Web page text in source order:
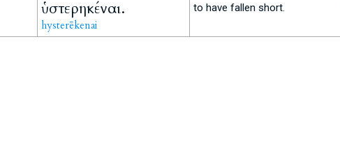
ὑστερηκέναι.
hysterēkenai
to have fallen short.